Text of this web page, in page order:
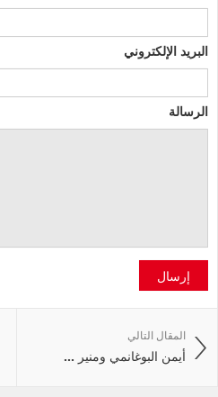
البريد الإلكتروني
الرسالة
إرسال
المقال التالي
أيمن البوغانمي ومنير ...